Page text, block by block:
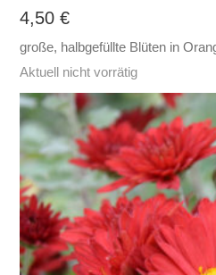
4,50€
große, halbgefüllte Blüten in
Aktuell nicht vorrätig